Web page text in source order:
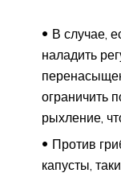
В случае,
наладить
ограничить
рыхление,
Против
капусты,